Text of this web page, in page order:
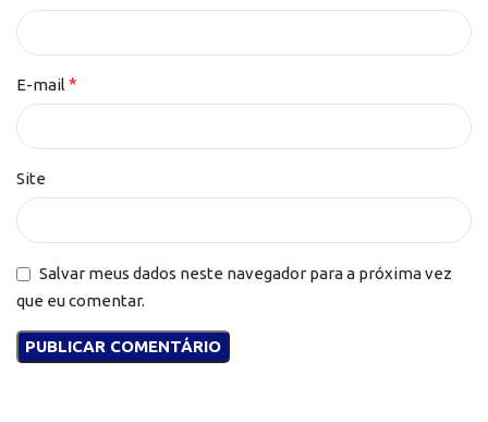
E-mail *
Site
Salvar meus dados neste navegador para a próxima vez
que eu comentar.